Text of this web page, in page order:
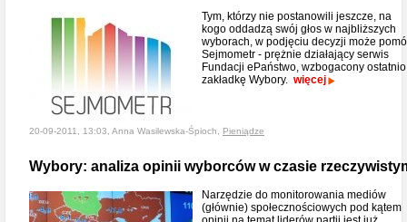
Tym, którzy nie postanowili jeszcze, na
kogo oddadzą swój głos w najbliższych
wyborach, w podjęciu decyzji może
Sejmometr - prężnie działający serwis
Fundacji ePaństwo, wzbogacony
zakładkę Wybory. więcej
20-09-2011, 13:03, Anna Wasilewska-Śpioch, Pieniądze
Wybory: analiza opinii wyborców w czasie
Narzędzie do monitorowania mediów
(głównie) społecznościowych pod kątem